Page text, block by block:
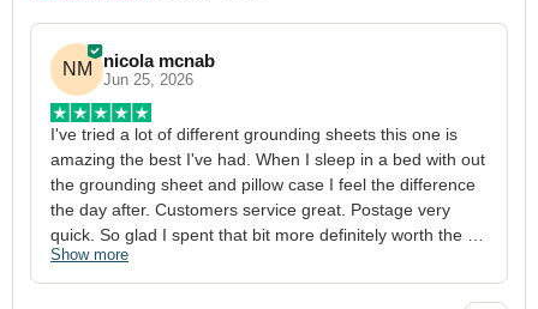
NM nicola mcnab
Jun 25, 2026
I've tried a lot of different grounding sheets this one is
amazing the best I've had. When I sleep in a bed with out
the grounding sheet and pillow case I feel the difference
the day after. Customers service great. Postage very
quick. So glad I spent that bit more definitely worth the
money xx
Show more